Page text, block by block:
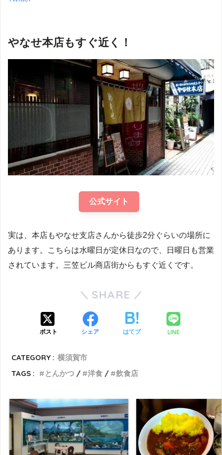
やなせ本店もすぐ近く！
公式サイト
実は、本店もやなせ支店さんから徒歩2分ぐらいの場所に
あります。こちらは水曜日が定休日なので、日曜日も営業
されています。三笠ビル商店街からもすぐ近くです。
SHARE
ポスト シェア はてブ LINE
CATEGORY : 横須賀市
TAGS :
とんかつ 洋食 飲食店